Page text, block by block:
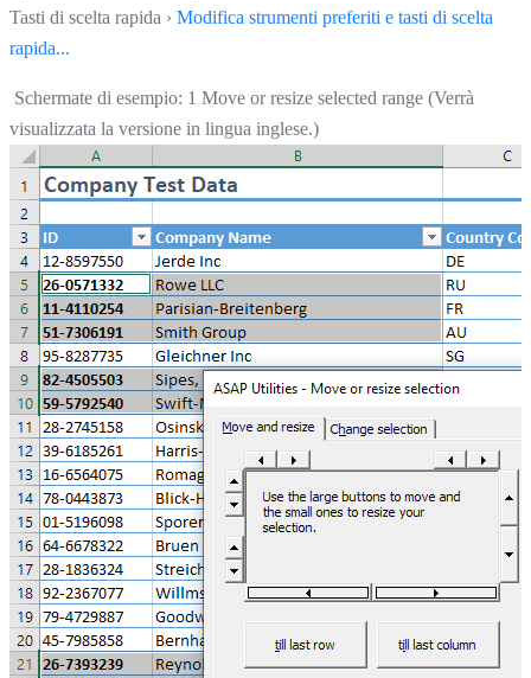
Tasti di scelta rapida › Modifica strumenti preferiti e tasti di scelta
rapida...
Schermate di esempio: 1 Move or resize selected range (Verrà
visualizzata la versione in lingua inglese.)